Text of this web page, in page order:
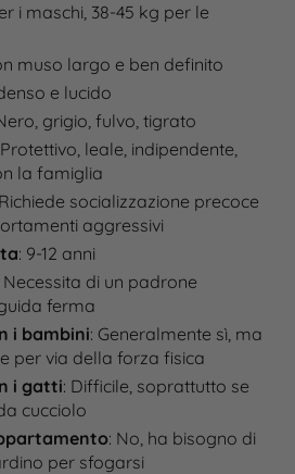
i maschi, 38-45 kg per le
muso largo e ben definito
e lucido
grigio, fulvo, tigrato
leale, indipendente,
la famiglia
socializzazione precoce
aggressivi
: 9-12 anni
Necessita di un padrone
ferma
i bambini: Generalmente sì, ma
per via della forza fisica
i gatti: Difficile, soprattutto se
cucciolo
: No, ha bisogno di
per sfogarsi